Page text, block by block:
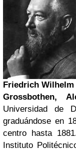
Friedrich Wilhelm
Grossbothen,
Universidad de
graduándose en
centro hasta
Instituto